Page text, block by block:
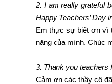
2. I am really grateful
Happy Teachers’ Day
Em thực sự biết ơn vì
năng của mình. Chúc
3. Thank you teachers
Cảm ơn các thầy cô